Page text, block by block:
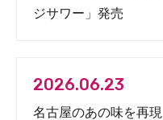
ジサワー」発売
2026.06.23
名古屋のあの味を再